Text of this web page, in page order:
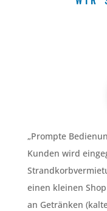
„Prompte
Kunden wird
einen kleinen
an Getränken